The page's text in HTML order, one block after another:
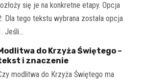
się je na konkretne etapy. Opcja
Dla tego tekstu wybrana została opcja
Jeśli…
do Krzyża Świętego –
i znaczenie
modlitwa do Krzyża Świętego ma